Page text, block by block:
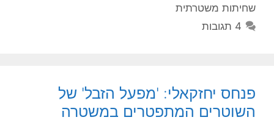
שחיתות משטרתית
4 תגובות
פנחס יחזקאלי: 'מפעל הזבל' של
השוטרים המתפטרים במשטרה